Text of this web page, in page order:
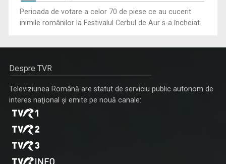
Perioada de votare a celor 70 de piese ce au cucerit
inimile românilor la Festivalul Cerbul de Aur s-a încheiat.
Despre TVR
Televiziunea Română are statut de serviciu public autonom de
interes naţional şi emite pe nouă canale: